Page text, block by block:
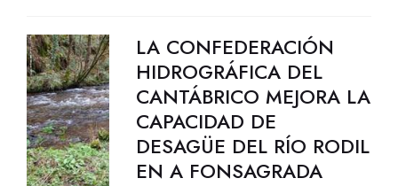
LA CONFEDERACIÓN
HIDROGRÁFICA DEL
CANTÁBRICO MEJORA LA
CAPACIDAD DE
DESAGÜE DEL RÍO RODIL
EN A FONSAGRADA